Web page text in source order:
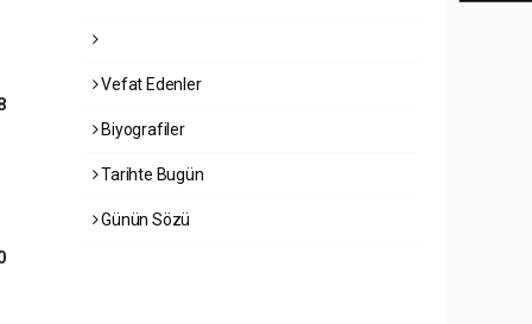
Vefat Edenler
Biyografiler
Tarihte Bugün
Günün Sözü